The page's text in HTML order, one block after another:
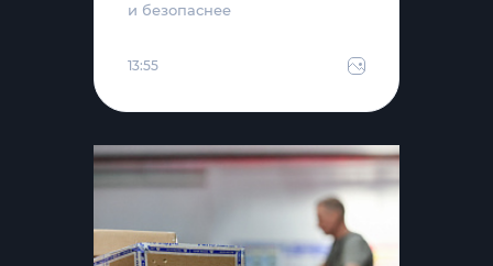
и безопаснее
13:55